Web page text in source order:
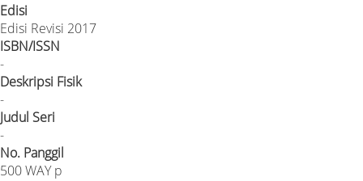
Edisi
Edisi Revisi 2017
ISBN/ISSN
-
Deskripsi Fisik
-
Judul Seri
-
No. Panggil
500 WAY p